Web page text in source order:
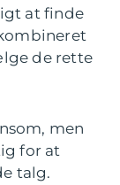
at finde
de rette
men
for at
talg.